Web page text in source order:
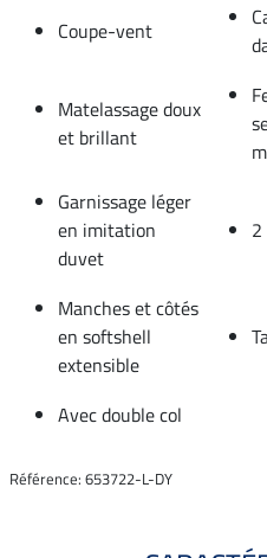
Coupe-vent
Matelassage doux
et brillant
Garnissage léger
en imitation
duvet
Manches et côtés
en softshell
extensible
Avec double col
Référence: 653722-L-DY